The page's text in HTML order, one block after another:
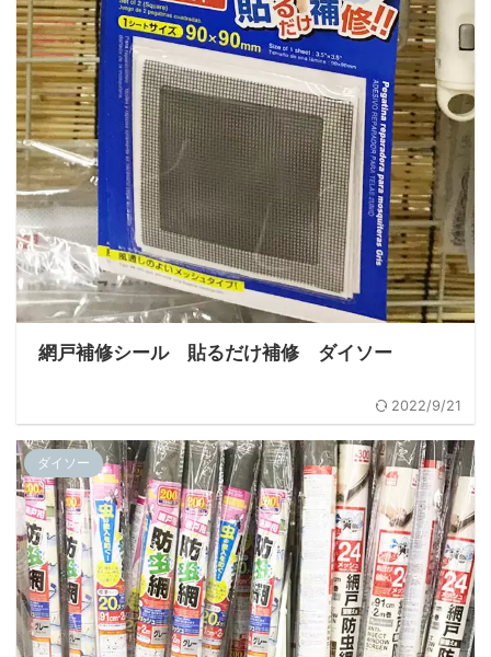
網戸補修シール 貼るだけ補修 ダイソー
2022/9/21
ダイソー